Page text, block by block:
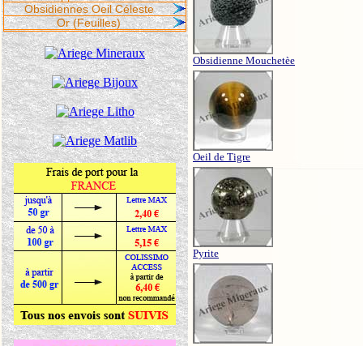
Obsidiennes Oeil Céleste
Or (Feuilles)
Obsidienne Mouchetèe
Oeil de Tigre
Pyrite